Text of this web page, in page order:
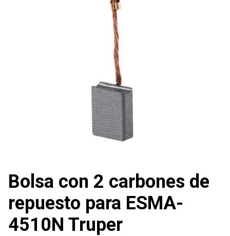
Bolsa con 2 carbones de
repuesto para ESMA-
4510N Truper